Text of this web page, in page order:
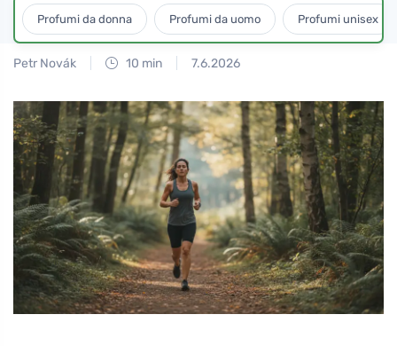
Profumi da donna Profumi da uomo Profumi unisex
Petr Novák 10 min 7.6.2026